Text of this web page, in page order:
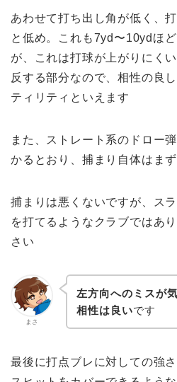
あわせて打ち出し角が低く、
と低め。これも7yd〜10ydほ
が、これは打球が上がりにく
反する部分なので、相性の良
ティリティといえます
また、ストレート系のドロー
かるとおり、捕まり自体はま
捕まりは悪くないですが、ス
を打てるようなクラブではあ
さい
まさ
左方向へのミスが
相性は良いです
最後に打点ブレに対しての強